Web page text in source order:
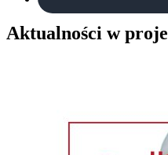
Aktualności w